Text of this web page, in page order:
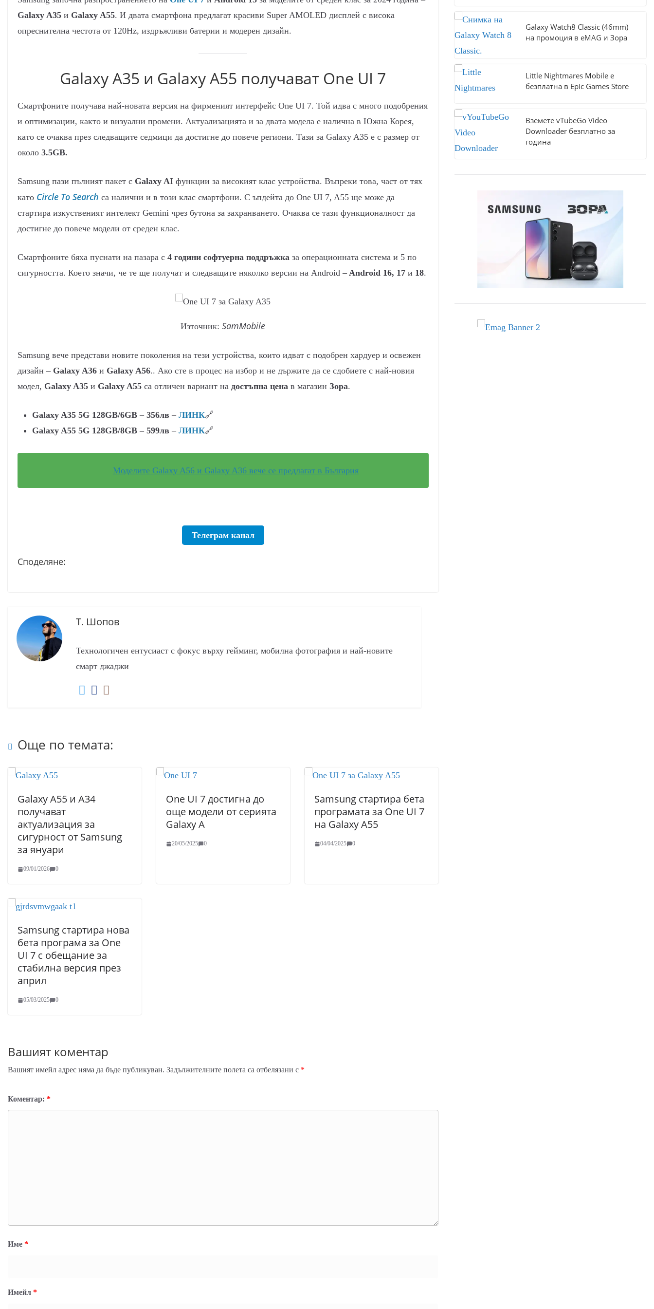
Galaxy A35 и Galaxy A55. И двата смартфона предлагат красиви Super AMOLED дисплей с висока
опреснителна честота от 120Hz, издръжливи батерии и модерен дизайн.
Galaxy A35 и Galaxy A55 получават One UI 7
Смартфоните получава най-новата версия на фирменият интерфейс One UI 7. Той идва с много подобрения
и оптимизации, както и визуални промени. Актуализацията и за двата модела е налична в Южна Корея,
като се очаква през следващите седмици да достигне до повече региони. Тази за Galaxy A35 е с размер от
около 3.5GB.
Samsung пази пълният пакет с Galaxy AI функции за високият клас устройства. Въпреки това, част от тях
като Circle To Search са налични и в този клас смартфони. С ъпдейта до One UI 7, A55 ще може да
стартира изкуственият интелект Gemini чрез бутона за захранването. Очаква се тази функционалност да
достигне до повече модели от среден клас.
Смартфоните бяха пуснати на пазара с 4 години софтуерна поддръжка за операционната система и 5 по
сигурността. Което значи, че те ще получат и следващите няколко версии на Android – Android 16, 17 и 18.
Източник:SamMobile
Samsung вече представи новите поколения на тези устройства, които идват с подобрен хардуер и освежен
дизайн – Galaxy A36 и Galaxy A56.. Ако сте в процес на избор и не държите да се сдобиете с най-новия
модел, Galaxy A35 и Galaxy A55 са отличен вариант на достъпна цена в магазин Зора.
Galaxy A35 5G 128GB/6GB – 356лв – ЛИНК🔗
Galaxy A55 5G 128GB/8GB – 599лв – ЛИНК🔗
Моделите Galaxy A56 и Galaxy A36 вече се предлагат в България
Телеграм канал
Споделяне:
Т. Шопов
Технологичен ентусиаст с фокус върху гейминг, мобилна фотография и най-новите
смарт джаджи
Още по темата:
Galaxy A55 и A34
получават
актуализация за
сигурност от Samsung
за януари
09/01/2026 0
One UI 7 достигна до
още модели от серията
Galaxy A
20/05/2025 0
Samsung стартира бета
програмата за One UI 7
на Galaxy A55
04/04/2025 0
Samsung стартира нова
бета програма за One
UI 7 с обещание за
стабилна версия през
април
05/03/2025 0
Вашият коментар
Вашият имейл адрес няма да бъде публикуван. Задължителните полета са отбелязани с *
Коментар: *
Име *
Имейл *
Galaxy Watch8 Classic (46mm)
на промоция в eMAG и Зора
Little Nightmares Mobile е
безплатна в Epic Games Store
Вземете vTubeGo Video
Downloader безплатно за
година